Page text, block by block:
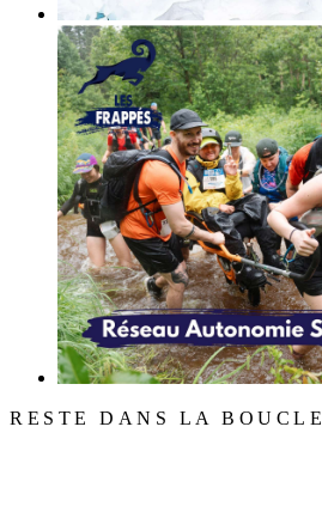
RESTE DANS LA BOUCLE